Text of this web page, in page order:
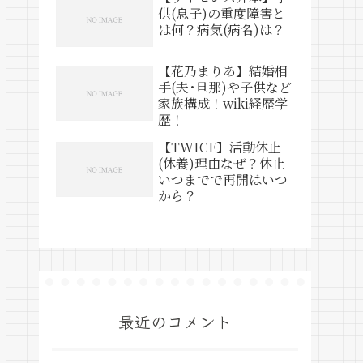
供(息子)の重度障害と
は何？病気(病名)は？
【花乃まりあ】結婚相
手(夫･旦那)や子供など
家族構成！wiki経歴学
歴！
【TWICE】活動休止
(休養)理由なぜ？休止
いつまでで再開はいつ
から？
最近のコメント